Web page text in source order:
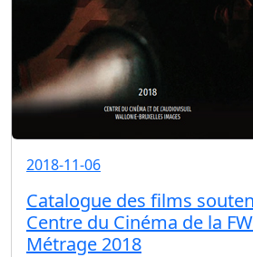
2018-11-06
Catalogue des films
Centre du Cinéma de la
Métrage 2018